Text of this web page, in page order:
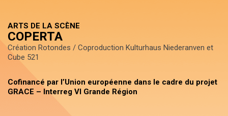
ARTS DE LA SCÈNE
COPERTA
Création Rotondes / Coproduction Kulturhaus Niederanven et
Cube 521
Cofinancé par l’Union européenne dans le cadre du projet
GRACE – Interreg VI Grande Région